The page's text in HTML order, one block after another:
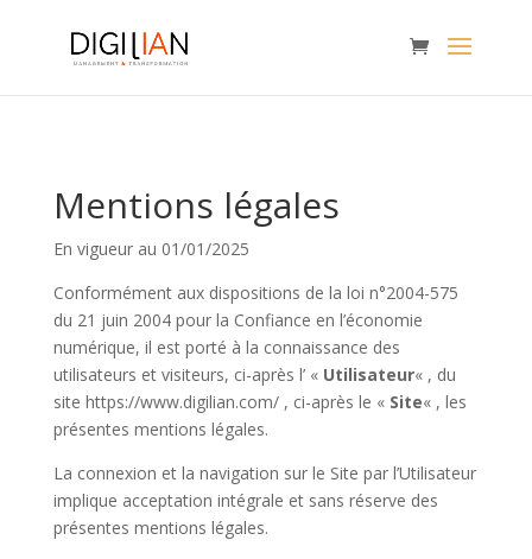
Mentions légales
En vigueur au 01/01/2025
Conformément aux dispositions de la loi n°2004-575
du 21 juin 2004 pour la Confiance en l’économie
numérique, il est porté à la connaissance des
utilisateurs et visiteurs, ci-après l’ « Utilisateur« , du
site https://www.digilian.com/ , ci-après le « Site« , les
présentes mentions légales.
La connexion et la navigation sur le Site par l’Utilisateur
implique acceptation intégrale et sans réserve des
présentes mentions légales.